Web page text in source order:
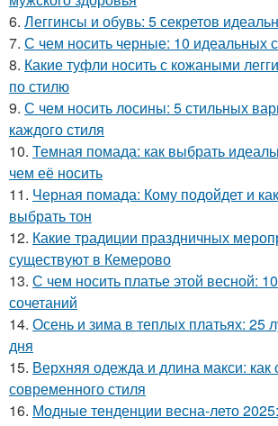
6. Леггинсы и обувь: 5 секретов
7. С чем носить черные: 10 идеальных
8. Какие туфли носить с кожаными
по стилю
9. С чем носить лосины: 5 стильных
каждого стиля
10. Темная помада: как выбрать
чем её носить
11. Черная помада: Кому подойдет и
выбрать тон
12. Какие традиции праздничных
существуют в Кемерово
13. С чем носить платье этой весной:
сочетаний
14. Осень и зима в теплых платьях: 25
дня
15. Верхняя одежда и длина макси: как
современного стиля
16. Модные тенденции весна-лето